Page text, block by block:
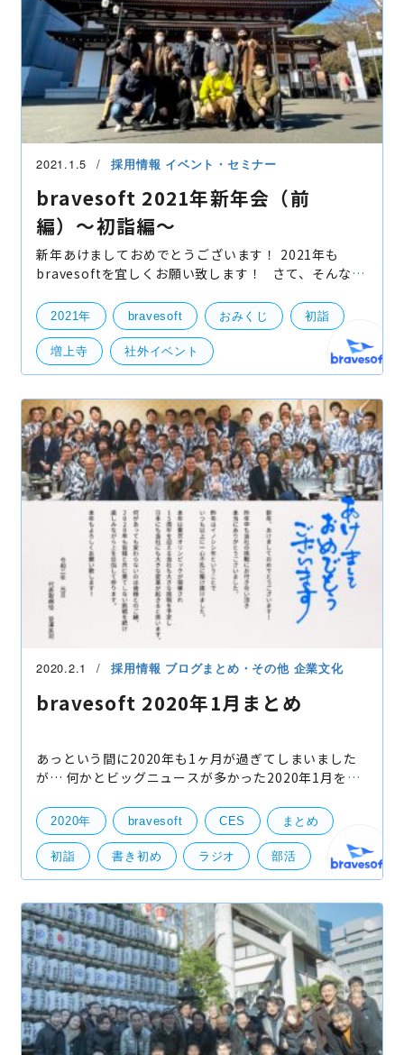
2021.1.5 採用情報 イベント・セミナー
bravesoft 2021年新年会（前
編）〜初詣編〜
新年あけましておめでとうございます！ 2021年も
bravesoftを宜しくお願い致します！ さて、そんな感
始致しましたが昨年に引き続き、今年も年始は初詣を
2021年 bravesoft おみくじ 初詣
増上寺 社外イベント
2020.2.1 採用情報 ブログまとめ・その他 企業文化
bravesoft 2020年1月まとめ
あっという間に2020年も1ヶ月が過ぎてしまいました
が… 何かとビッグニュースが多かった2020年1月を振
したビッグニュースがこちら！ 皆さん東京事変再始動
と同
2020年 bravesoft CES まとめ
初詣 書き初め ラジオ 部活